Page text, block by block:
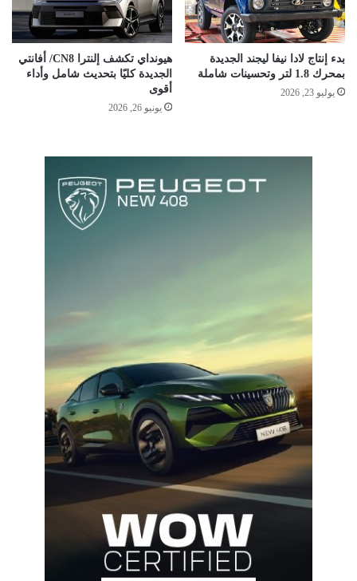
بدء إنتاج لادا نيفا ليجند الجديدة
بمحرك 1.8 لتر وتحسينات شاملة
يوليو 23, 2026
هيونداي تكشف إلنترا CN8/ أفانتي
الجديدة كليًا بتحديث شامل وأداء
أقوى
يونيو 26, 2026